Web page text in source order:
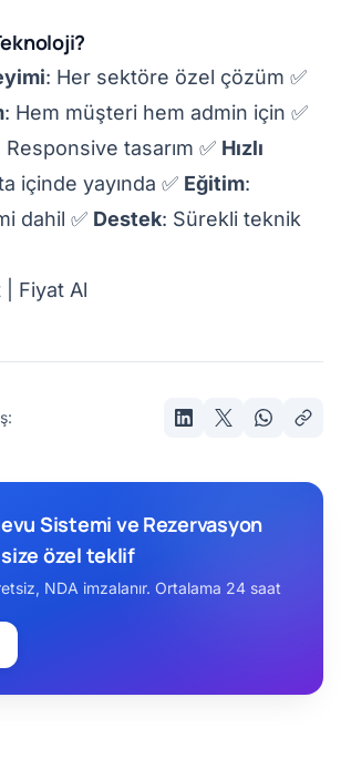
: Her sektöre özel çözüm ✅
: Hem müşteri hem admin için ✅
Responsive tasarım ✅ Hızlı
içinde yayında ✅ Eğitim:
dahil ✅ Destek: Sürekli teknik
Fiyat Al
Sistemi ve Rezervasyon
size özel teklif
NDA imzalanır. Ortalama 24 saat